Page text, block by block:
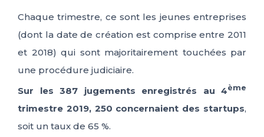
Chaque trimestre, ce sont les jeunes entreprises
(dont la date de création est comprise entre 2011
et 2018) qui sont majoritairement touchées par
une procédure judiciaire.
Sur les 387 jugements enregistrés au 4ème
trimestre 2019, 250 concernaient des startups,
soit un taux de 65 %.